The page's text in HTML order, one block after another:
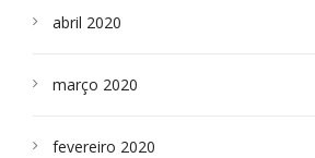
abril 2020
março 2020
fevereiro 2020